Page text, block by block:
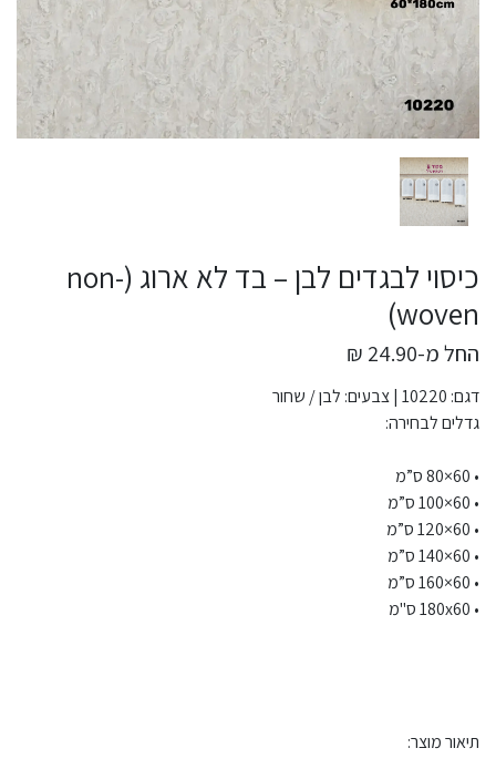
כיסוי לבגדים לבן – בד לא ארוג (non-
woven)
החל מ-24.90 ₪
דגם: 10220 | צבעים: לבן / שחור
גדלים לבחירה:
• 60×80 ס”מ
• 60×100 ס”מ
• 60×120 ס”מ
• 60×140 ס”מ
• 60×160 ס”מ
• 180x60 ס"מ
תיאור מוצר: